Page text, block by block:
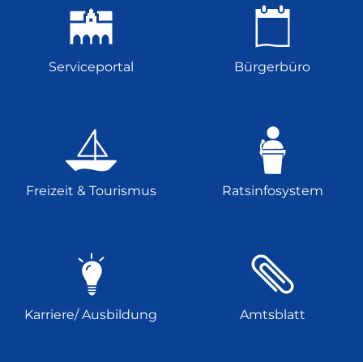
Serviceportal Bürgerbüro
Freizeit & Tourismus Ratsinfosystem
Karriere/ Ausbildung Amtsblatt